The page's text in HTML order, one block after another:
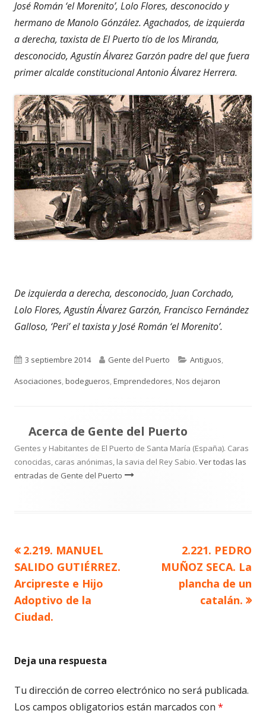
José Román ‘el Morenito’, Lolo Flores, desconocido y
hermano de Manolo Gónzález. Agachados, de izquierda
a derecha, taxista de El Puerto tío de los Miranda,
desconocido, Agustín Álvarez Garzón padre del que fuera
primer alcalde constitucional Antonio Álvarez Herrera.
De izquierda a derecha, desconocido, Juan Corchado,
Lolo Flores, Agustín Álvarez Garzón, Francisco Fernández
Galloso, ‘Peri’ el taxista y José Román ‘el Morenito’.
Publicado
el
3 septiembre 2014 Autor
Gente del Puerto Categorías
Antiguos
Asociaciones bodegueros Emprendedores Nos dejaron
Acerca de Gente del Puerto
Gentes y Habitantes de El Puerto de Santa María (España). Caras
conocidas, caras anónimas, la savia del Rey Sabio. Ver todas las
entradas de Gente del Puerto
Navegación
de
entradas
Artículo
anterior
2.219. MANUEL
SALIDO GUTIÉRREZ.
Arcipreste e Hijo
Adoptivo de la
Ciudad.
Artículo
siguiente
2.221. PEDRO
MUÑOZ SECA. La
plancha de un
catalán.
Deja una respuesta
Tu dirección de correo electrónico no será publicada.
Los campos obligatorios están marcados con *